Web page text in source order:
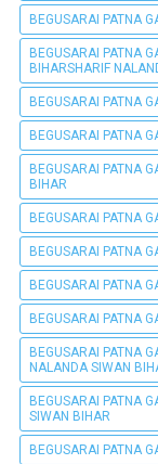
BEGUSARAI PATNA
BEGUSARAI PATNA
BIHARSHARIF
BEGUSARAI PATNA
BEGUSARAI PATNA
BEGUSARAI PATNA
BIHAR
BEGUSARAI PATNA
BEGUSARAI PATNA
BEGUSARAI PATNA
BEGUSARAI PATNA
BEGUSARAI PATNA
NALANDA SIWAN
BEGUSARAI PATNA
SIWAN BIHAR
BEGUSARAI PATNA